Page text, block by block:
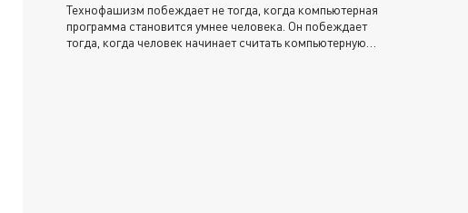
Технофашизм побеждает не тогда, когда компьютерная
программа становится умнее человека. Он побеждает
тогда, когда человек начинает считать компьютерную